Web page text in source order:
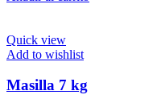
Quick view
Add to wishlist
Masilla 7 kg